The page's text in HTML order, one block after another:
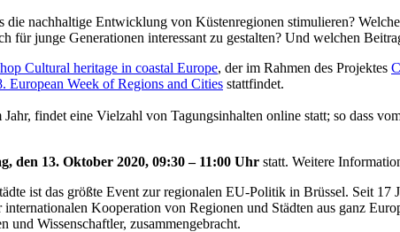
die nachhaltige Entwicklung von Küstenregionen stimulieren?
für junge Generationen interessant zu gestalten? Und welchen
Cultural heritage in coastal Europe, der im Rahmen des Projektes
European Week of Regions and Cities stattfindet.
findet eine Vielzahl von Tagungsinhalten online statt; so dass
den 13. Oktober 2020, 09:30 – 11:00 Uhr statt. Weitere
ist das größte Event zur regionalen EU-Politik in Brüssel. Seit
Kooperation von Regionen und Städten aus ganz
und Wissenschaftler, zusammengebracht.